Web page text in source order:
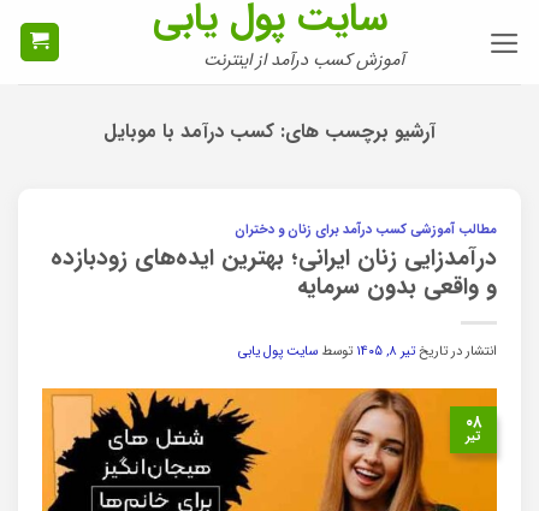
سایت پول یابی
آموزش کسب درآمد از اینترنت
آرشیو برچسب های: کسب درآمد با موبایل
مطالب آموزشی کسب درآمد برای زنان و دختران
درآمدزایی زنان ایرانی؛ بهترین ایده‌های زودبازده
و واقعی بدون سرمایه
انتشار در تاریختیر ۸, ۱۴۰۵ توسط سایت پول یابی
۰۸
تیر